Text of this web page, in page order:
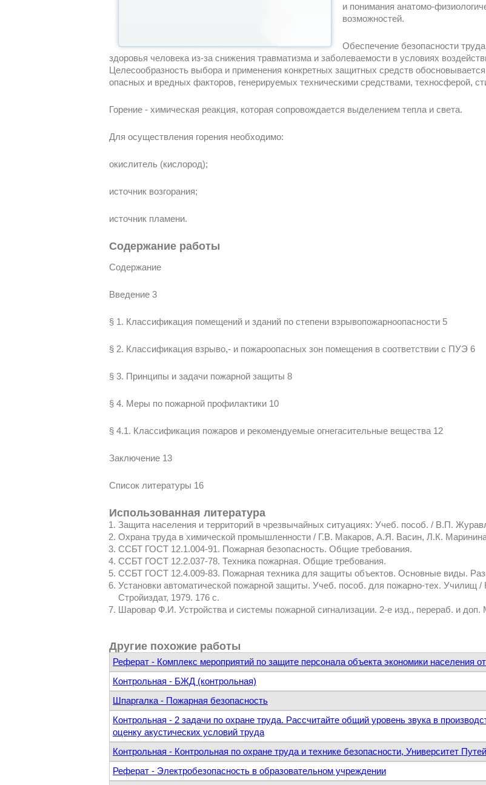
и понимания анатомо-
возможностей.
Обеспечение безопасности
здоровья человека из-за снижения травматизма и заболеваемости в условиях
Целесообразность выбора и применения конкретных защитных средств
опасных и вредных факторов, генерируемых техническими средствами, техносферой,
Горение - химическая реакция, которая сопровождается выделением тепла и света.
Для осуществления горения необходимо:
окислитель (кислород);
источник возгорания;
источник пламени.
Содержание работы
Содержание
Введение 3
§ 1. Классификация помещений и зданий по степени взрывопожарноопасности 5
§ 2. Классификация взрыво,- и пожароопасных зон помещения в соответствии с ПУЭ 6
§ 3. Принципы и задачи пожарной защиты 8
§ 4. Меры по пожарной профилактики 10
§ 4.1. Классификация пожаров и рекомендуемые огнегасительные вещества 12
Заключение 13
Список литературы 16
Использованная литература
Защита населения и территорий в чрезвычайных ситуациях: Учеб. пособ. / В.П.
Охрана труда в химической промышленности / Г.В. Макаров, А.Я. Васин, Л.К.
ССБТ ГОСТ 12.1.004-91. Пожарная безопасность. Общие требования.
ССБТ ГОСТ 12.2.037-78. Техника пожарная. Общие требования.
ССБТ ГОСТ 12.4.009-83. Пожарная техника для защиты объектов. Основные виды.
Установки автоматической пожарной защиты. Учеб. пособ. для пожарно-тех.
Стройиздат, 1979. 176 с.
Шаровар Ф.И. Устройства и системы пожарной сигнализации. 2-е изд., перераб. и доп.
Другие похожие работы
Реферат - Комплекс мероприятий по защите персонала объекта экономики населения
Контрольная - БЖД (контрольная)
Шпаргалка - Пожарная безопасность
Контрольная - 2 задачи по охране труда. Рассчитайте общий уровень звука в
оценку акустических условий труда
Контрольная - Контрольная по охране труда и технике безопасности, Университет
Реферат - Электробезопасность в образовательном учреждении